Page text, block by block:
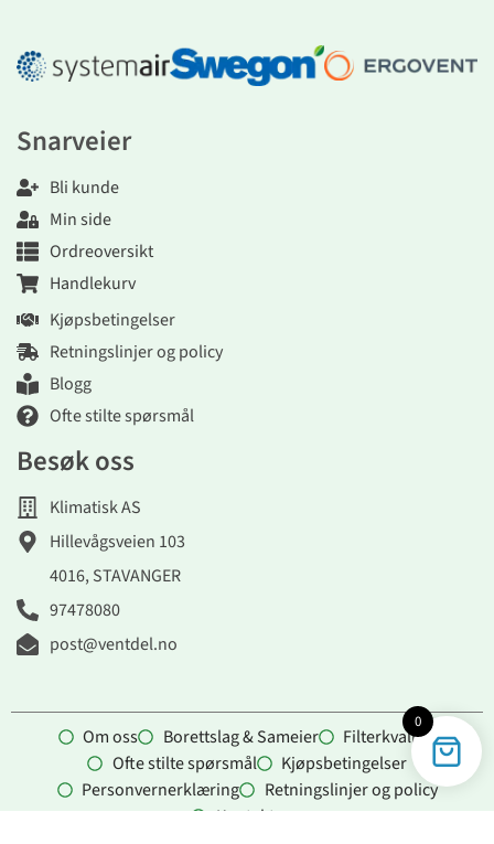
Snarveier
Bli kunde
Min side
Ordreoversikt
Handlekurv
Kjøpsbetingelser
Retningslinjer og policy
Blogg
Ofte stilte spørsmål
Besøk oss
Klimatisk AS
Hillevågsveien 103
4016, STAVANGER
97478080
post@ventdel.no
Om oss Borettslag & Sameier
Filterkvalitet
Ofte stilte spørsmål
Kjøpsbetingelser
Personvernerklæring
Retningslinjer og policy
Kontakt oss
0